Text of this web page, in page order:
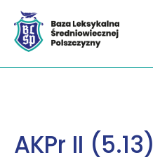
AKPr II (5.13)